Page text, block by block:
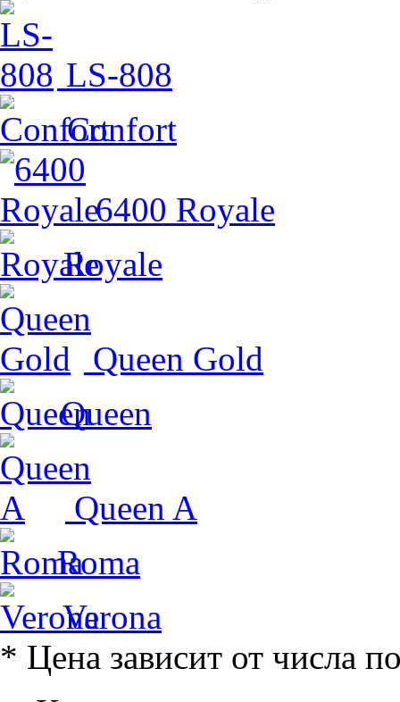
LS-808
Confort
6400 Royale
Royale
Queen Gold
Queen
Queen A
Roma
Verona
* Цена зависит от числа